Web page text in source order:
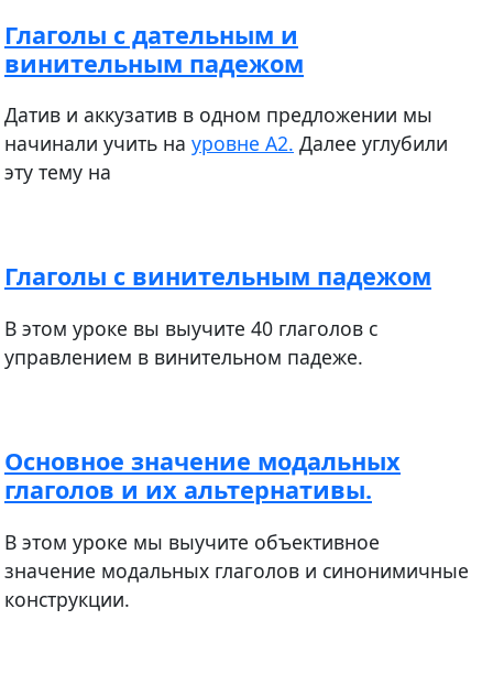
Глаголы с дательным и
винительным падежом
​​​​​​Датив и аккузатив в одном предложении мы
начинали учить на уровне А2. Далее углубили
эту тему на
Глаголы с винительным падежом
В этом уроке вы выучите 40 глаголов с
управлением в винительном падеже.
Основное значение модальных
глаголов и их альтернативы.
В этом уроке мы выучите объективное
значение модальных глаголов и синонимичные
конструкции.